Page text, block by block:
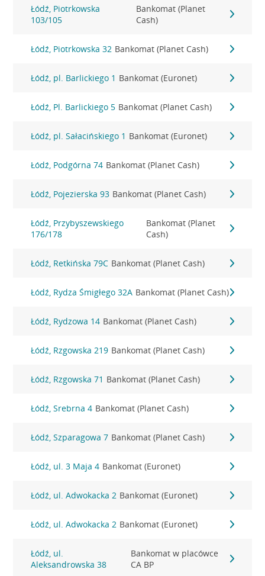
Łódź, Piotrkowska
103/105
Bankomat (Planet
Cash)
Łódź, Piotrkowska 32 Bankomat (Planet Cash)
Łódź, pl. Barlickiego 1 Bankomat (Euronet)
Łódź, Pl. Barlickiego 5 Bankomat (Planet Cash)
Łódź, pl. Sałacińskiego 1 Bankomat (Euronet)
Łódź, Podgórna 74 Bankomat (Planet Cash)
Łódź, Pojezierska 93 Bankomat (Planet Cash)
Łódź, Przybyszewskiego
176/178
Bankomat (Planet
Cash)
Łódź, Retkińska 79C Bankomat (Planet Cash)
Łódź, Rydza Śmigłego 32A Bankomat (Planet Cash)
Łódź, Rydzowa 14 Bankomat (Planet Cash)
Łódź, Rzgowska 219 Bankomat (Planet Cash)
Łódź, Rzgowska 71 Bankomat (Planet Cash)
Łódź, Srebrna 4 Bankomat (Planet Cash)
Łódź, Szparagowa 7 Bankomat (Planet Cash)
Łódź, ul. 3 Maja 4 Bankomat (Euronet)
Łódź, ul. Adwokacka 2 Bankomat (Euronet)
Łódź, ul. Adwokacka 2 Bankomat (Euronet)
Łódź, ul.
Aleksandrowska 38
Bankomat w placówce
CA BP